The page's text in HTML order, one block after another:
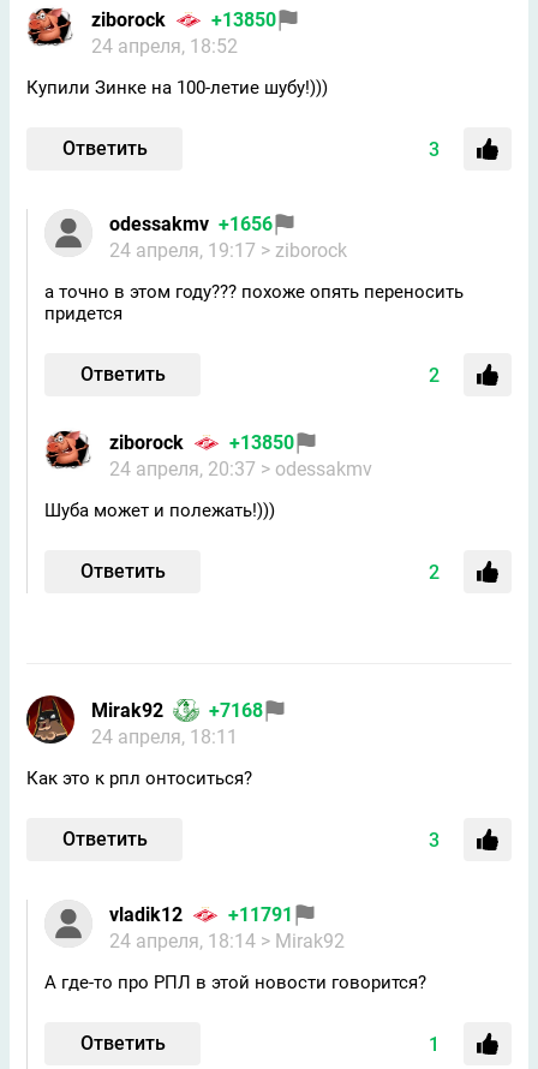
ziborock
+13850
24 апреля, 18:52
Купили Зинке на 100-летие шубу!)))
Ответить 3
odessakmv +1656
24 апреля, 19:17 > ziborock
а точно в этом году??? похоже опять переносить
придется
Ответить 2
ziborock
+13850
24 апреля, 20:37 > odessakmv
Шуба может и полежать!)))
Ответить 2
Mirak92
+7168
24 апреля, 18:11
Как это к рпл онтоситься?
Ответить 3
vladik12
+11791
24 апреля, 18:14 > Mirak92
А где-то про РПЛ в этой новости говорится?
Ответить 1